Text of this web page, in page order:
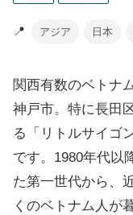
📍 アジア 日本
関西有数のベトナ
神戸市。特に長田
る「リトルサイゴ
です。1980年代以
た第一世代から、
くのベトナム人が